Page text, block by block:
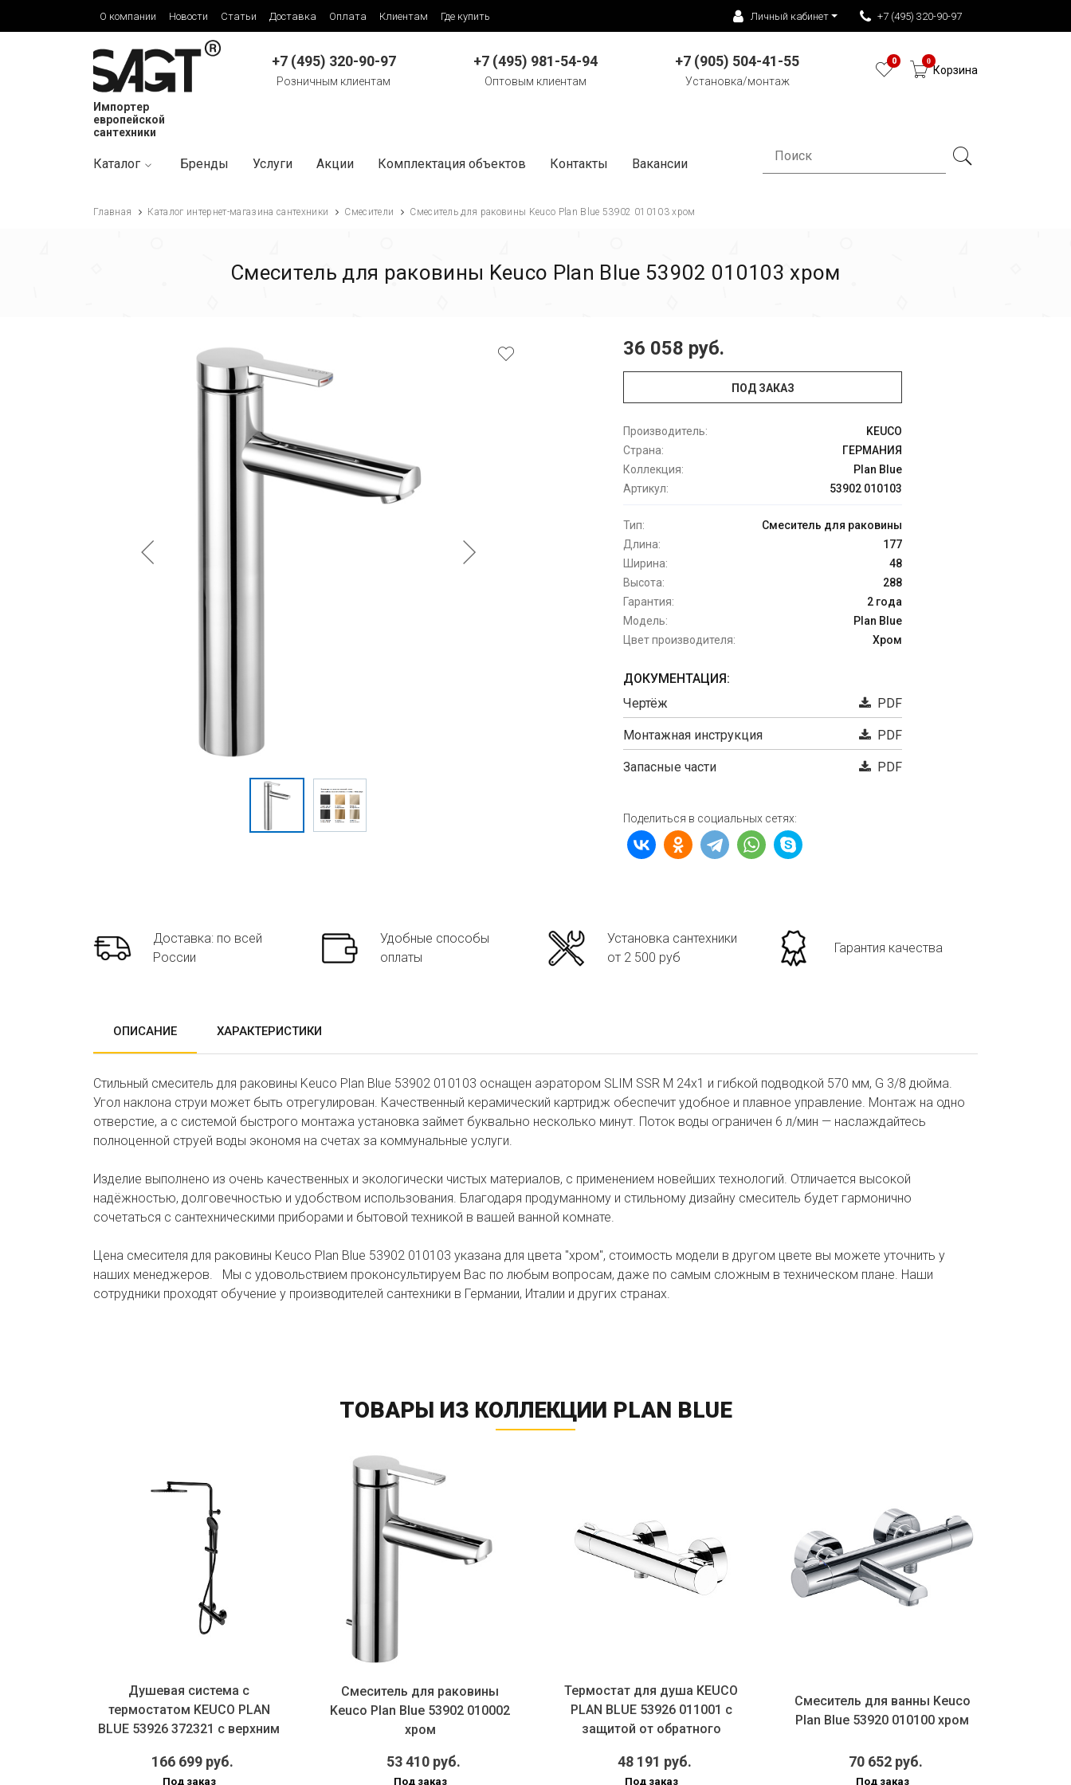
О компании Новости Статьи Доставка Оплата Клиентам Где купить Личный кабинет +7 (495) 320-90-97
Импортер
европейской
сантехники
+7 (495) 320-90-97
Розничным клиентам
+7 (495) 981-54-94
Оптовым клиентам
+7 (905) 504-41-55
Установка/монтаж
0 0
Корзина
Каталог Бренды Услуги Акции Комплектация объектов Контакты Вакансии
Главная Каталог интернет-магазина сантехники Смесители Смеситель для раковины Keuco Plan Blue 53902 010103 хром
Смеситель для раковины Keuco Plan Blue 53902 010103 хром
36 058 руб.
ПОД ЗАКАЗ
Производитель:
KEUCO
Страна:
ГЕРМАНИЯ
Коллекция:
Plan Blue
Артикул:
53902 010103
Тип:
Смеситель для раковины
Длина:
177
Ширина:
48
Высота:
288
Гарантия:
2 года
Модель:
Plan Blue
Цвет производителя:
Хром
ДОКУМЕНТАЦИЯ:
Чертёж
PDF
Монтажная инструкция PDF
Запасные части PDF
Поделиться в социальных сетях:
Доставка: по всей
России
Удобные способы
оплаты
Установка сантехники
от 2 500 руб
Гарантия качества
ОПИСАНИЕ ХАРАКТЕРИСТИКИ
Стильный смеситель для раковины Keuco Plan Blue 53902 010103 оснащен аэратором SLIM SSR M 24x1 и гибкой подводкой 570 мм, G 3/8 дюйма.
Угол наклона струи может быть отрегулирован. Качественный керамический картридж обеспечит удобное и плавное управление. Монтаж на одно
отверстие, а с системой быстрого монтажа установка займет буквально несколько минут. Поток воды ограничен 6 л/мин — наслаждайтесь
полноценной струей воды экономя на счетах за коммунальные услуги.
Изделие выполнено из очень качественных и экологически чистых материалов, с применением новейших технологий. Отличается высокой
надёжностью, долговечностью и удобством использования. Благодаря продуманному и стильному дизайну смеситель будет гармонично
сочетаться с сантехническими приборами и бытовой техникой в вашей ванной комнате.
Цена смесителя для раковины Keuco Plan Blue 53902 010103 указана для цвета "хром", стоимость модели в другом цвете вы можете уточнить у
наших менеджеров. Мы с удовольствием проконсультируем Вас по любым вопросам, даже по самым сложным в техническом плане. Наши
сотрудники проходят обучение у производителей сантехники в Германии, Италии и других странах.
ТОВАРЫ ИЗ КОЛЛЕКЦИИ PLAN BLUE
Душевая система с
термостатом KEUCO PLAN
BLUE 53926 372321 с верхним
166 699 руб.
Под заказ
Смеситель для раковины
Keuco Plan Blue 53902 010002
хром
53 410 руб.
Под заказ
Термостат для душа KEUCO
PLAN BLUE 53926 011001 с
защитой от обратного
48 191 руб.
Под заказ
Смеситель для ванны Keuco
Plan Blue 53920 010100 хром
70 652 руб.
Под заказ